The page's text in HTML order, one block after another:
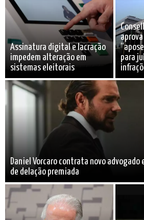
Assinatura digital e lacração
impedem alteração em
sistemas eleitorais
para
Daniel Vorcaro contrata novo advogado
de delação premiada